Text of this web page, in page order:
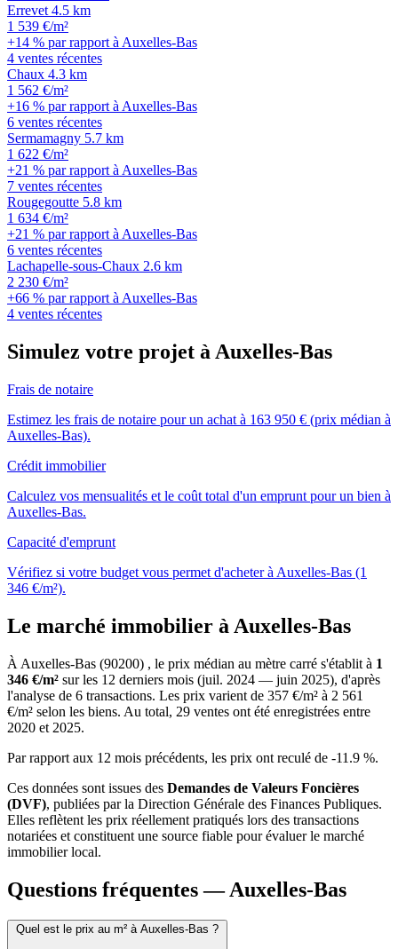
Errevet 4.5 km
1 539 €/m²
+14 % par rapport à Auxelles-Bas
4 ventes récentes
Chaux 4.3 km
1 562 €/m²
+16 % par rapport à Auxelles-Bas
6 ventes récentes
Sermamagny 5.7 km
1 622 €/m²
+21 % par rapport à Auxelles-Bas
7 ventes récentes
Rougegoutte 5.8 km
1 634 €/m²
+21 % par rapport à Auxelles-Bas
6 ventes récentes
Lachapelle-sous-Chaux 2.6 km
2 230 €/m²
+66 % par rapport à Auxelles-Bas
4 ventes récentes
Simulez votre projet à Auxelles-Bas
Frais de notaire
Estimez les frais de notaire pour un achat à 163 950 € (prix médian à
Auxelles-Bas).
Crédit immobilier
Calculez vos mensualités et le coût total d'un emprunt pour un bien à
Auxelles-Bas.
Capacité d'emprunt
Vérifiez si votre budget vous permet d'acheter à Auxelles-Bas (1
346 €/m²).
Le marché immobilier à Auxelles-Bas
À Auxelles-Bas (90200) , le prix médian au mètre carré s'établit à 1
346 €/m² sur les 12 derniers mois (juil. 2024 — juin 2025), d'après
l'analyse de 6 transactions. Les prix varient de 357 €/m² à 2 561
€/m² selon les biens. Au total, 29 ventes ont été enregistrées entre
2020 et 2025.
Par rapport aux 12 mois précédents, les prix ont reculé de -11.9 %.
Ces données sont issues des Demandes de Valeurs Foncières
(DVF), publiées par la Direction Générale des Finances Publiques.
Elles reflètent les prix réellement pratiqués lors des transactions
notariées et constituent une source fiable pour évaluer le marché
immobilier local.
Questions fréquentes — Auxelles-Bas
Quel est le prix au m² à Auxelles-Bas ?